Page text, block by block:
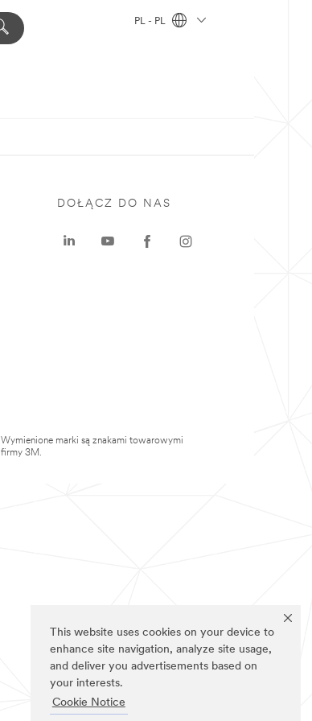
This website uses cookies on your device to
enhance site navigation, analyze site usage,
and deliver you advertisements based on
your interests.
Cookie Notice
PL - PL
DOŁĄCZ DO NAS
Wymienione marki są znakami towarowymi
firmy 3M.